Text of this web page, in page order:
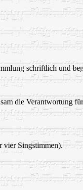
schriftlich und
die Verantwortung
vier Singstimmen).